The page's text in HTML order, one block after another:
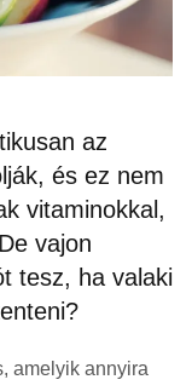
az
és ez nem
vitaminokkal,
vajon
tesz, ha valaki
amelyik annyira